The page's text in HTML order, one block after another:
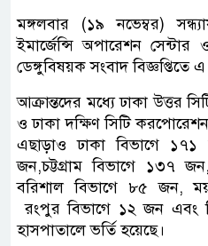
মঙ্গলবার (১৯ নভেম্বর)
ইমার্জেন্সি অপারেশন
ডেঙ্গুবিষয়ক সংবাদ বিজ্ঞপ্তিতে
আক্রান্তদের মধ্যে ঢাকা উত্তর
ও ঢাকা দক্ষিণ সিটি
এছাড়াও ঢাকা বিভাগে
জন,চট্টগ্রাম বিভাগে ১৩৭
বরিশাল বিভাগে ৮৫ জন,
রংপুর বিভাগে ১২ জন এবং
হাসপাতালে ভর্তি হয়েছে।